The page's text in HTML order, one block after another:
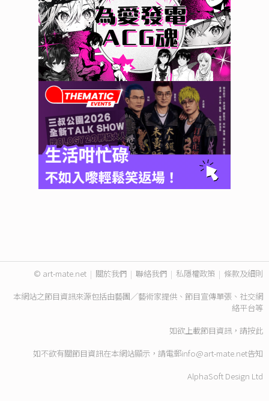
© art-mate.net | 關於我們 | 聯絡我們 | 私隱權政策 | 條款及細則
本網站之節目資訊來源包括由藝團／藝術家提供、節目宣傳單張、社交網
絡平台等
如欲上載節目資訊，請按此
如不欲有關節目資訊在本網站顯示，請電郵info@art-mate.net告知
AlphaSoft Design Ltd